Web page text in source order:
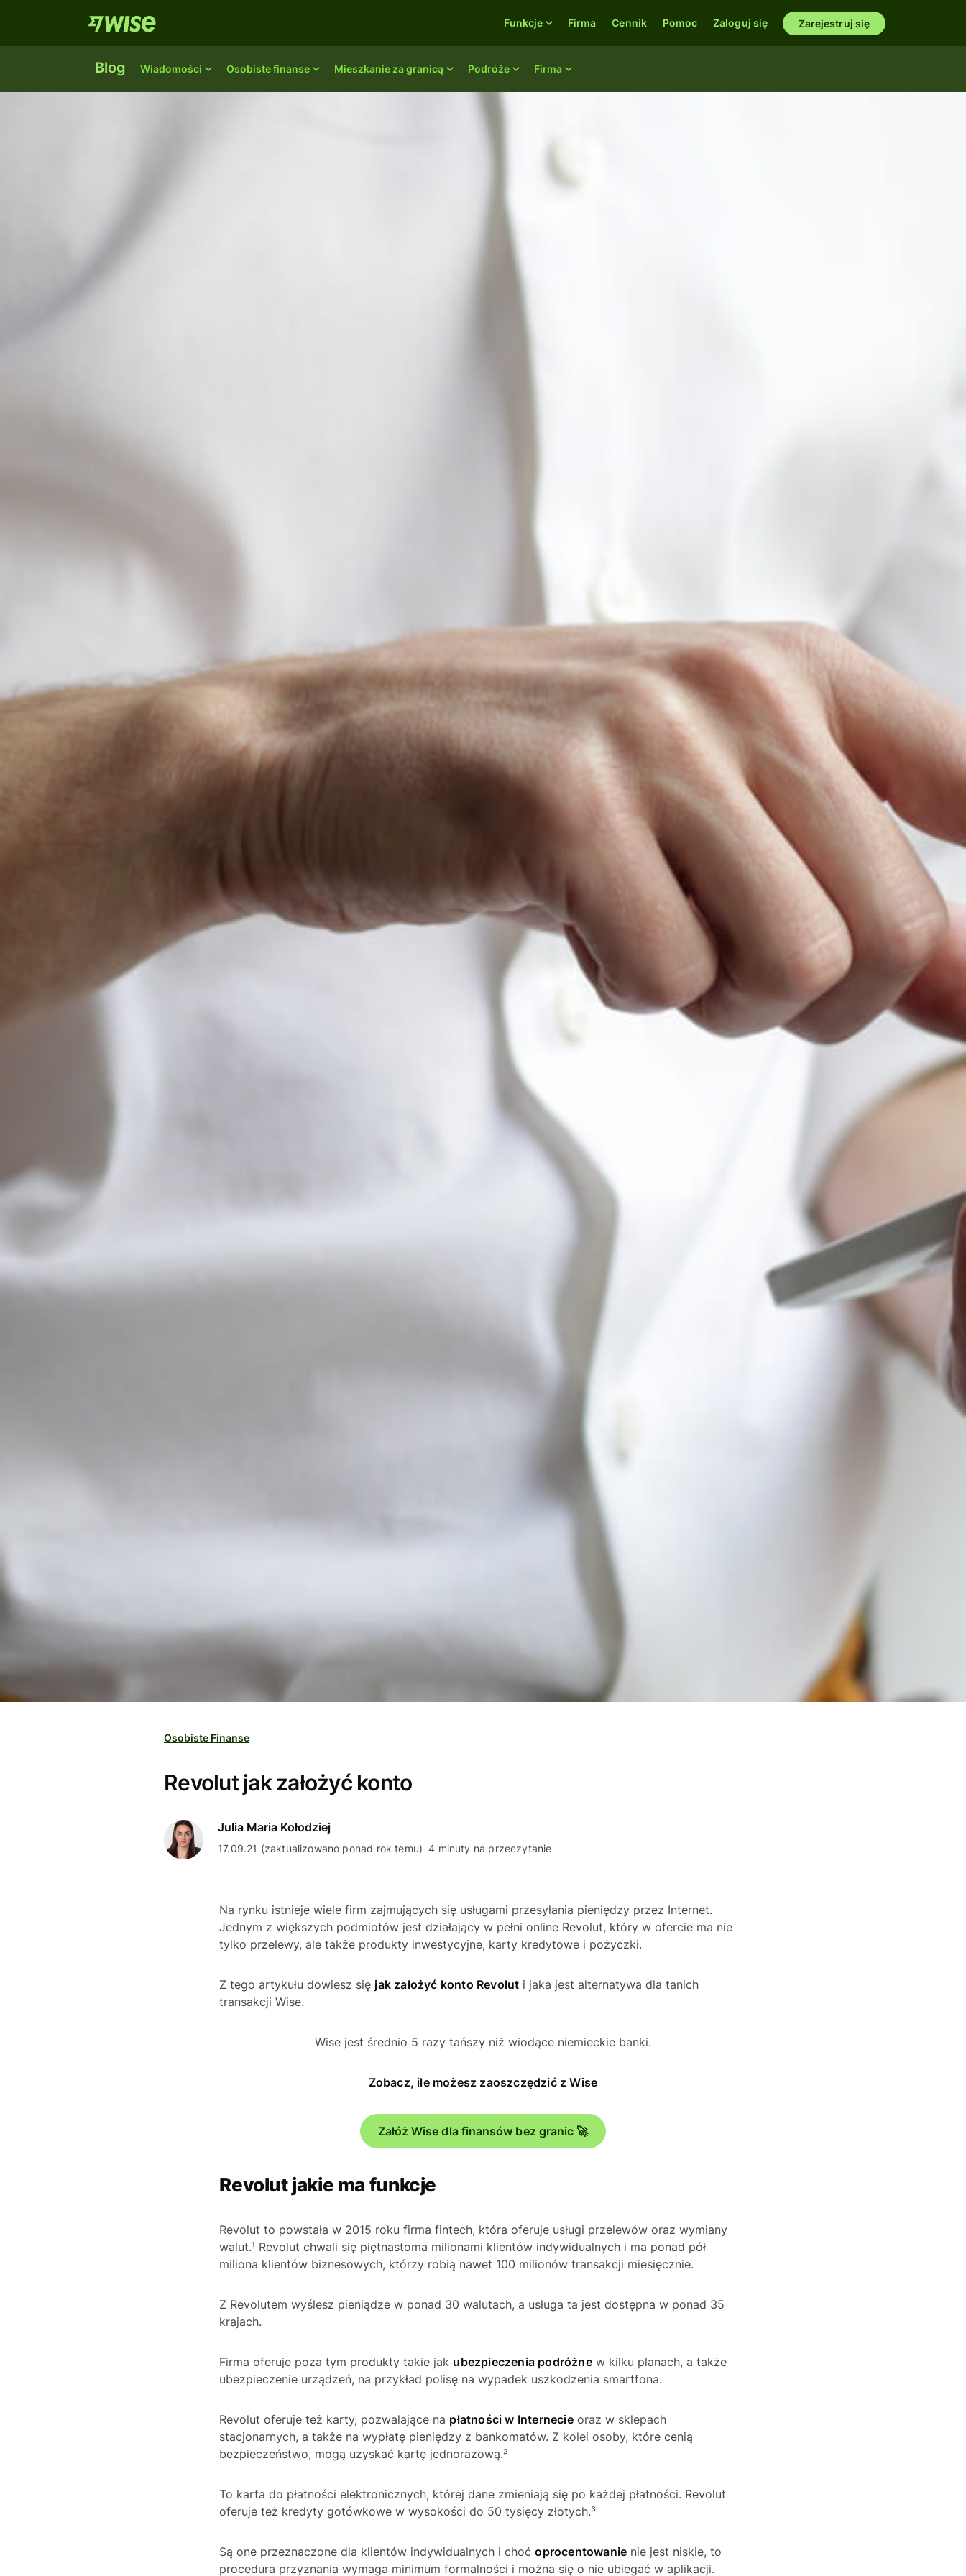
Blog Wiadomości Osobiste finanse Mieszkanie za granicą Podróże Firma
Funkcje Firma Cennik Pomoc Zaloguj się Zarejestruj się
Osobiste Finanse
Revolut jak założyć konto
Julia Maria Kołodziej
17.09.21 (zaktualizowano ponad rok temu) 4 minuty na przeczytanie
Na rynku istnieje wiele firm zajmujących się usługami przesyłania pieniędzy przez Internet.
Jednym z większych podmiotów jest działający w pełni online Revolut, który w ofercie ma nie
tylko przelewy, ale także produkty inwestycyjne, karty kredytowe i pożyczki.
Z tego artykułu dowiesz się jak założyć konto Revolut i jaka jest alternatywa dla tanich
transakcji Wise.
Wise jest średnio 5 razy tańszy niż wiodące niemieckie banki.
Zobacz, ile możesz zaoszczędzić z Wise
Załóż Wise dla finansów bez granic 🚀
Revolut jakie ma funkcje
Revolut to powstała w 2015 roku firma fintech, która oferuje usługi przelewów oraz wymiany
walut.¹ Revolut chwali się piętnastoma milionami klientów indywidualnych i ma ponad pół
miliona klientów biznesowych, którzy robią nawet 100 milionów transakcji miesięcznie.
Z Revolutem wyślesz pieniądze w ponad 30 walutach, a usługa ta jest dostępna w ponad 35
krajach.
Firma oferuje poza tym produkty takie jak ubezpieczenia podróżnew kilku planach, a także
ubezpieczenie urządzeń, na przykład polisę na wypadek uszkodzenia smartfona.
Revolut oferuje też karty, pozwalające na płatności w Internecieoraz w sklepach
stacjonarnych, a także na wypłatę pieniędzy z bankomatów. Z kolei osoby, które cenią
bezpieczeństwo, mogą uzyskać kartę jednorazową.²
To karta do płatności elektronicznych, której dane zmieniają się po każdej płatności. Revolut
oferuje też kredyty gotówkowe w wysokości do 50 tysięcy złotych.³
Są one przeznaczone dla klientów indywidualnych i choćoprocentowanie nie jest niskie, to
procedura przyznania wymaga minimum formalności i można się o nie ubiegać w aplikacji.